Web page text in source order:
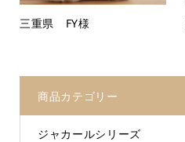
三重県 FY様
商品カテゴリー
ジャカールシリーズ